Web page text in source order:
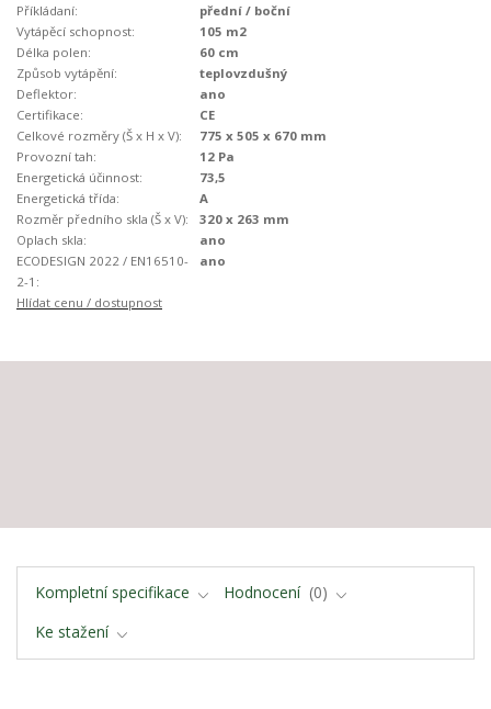
Příkládaní:
přední / boční
Vytápěcí schopnost:
105 m2
Délka polen:
60 cm
Způsob vytápění:
teplovzdušný
Deflektor:
ano
Certifikace:
CE
Celkové rozměry (Š x H x V):
775 x 505 x 670 mm
Provozní tah:
12 Pa
Energetická účinnost:
73,5
Energetická třída:
A
Rozměr předního skla (Š x V):
320 x 263 mm
Oplach skla:
ano
ECODESIGN 2022 / EN16510-
2-1:
ano
Hlídat cenu / dostupnost
Kompletní specifikace Hodnocení
0
Ke stažení